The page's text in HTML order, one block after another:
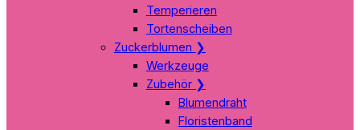
Temperieren
Tortenscheiben
Zuckerblumen ❯
Werkzeuge
Zubehör ❯
Blumendraht
Floristenband